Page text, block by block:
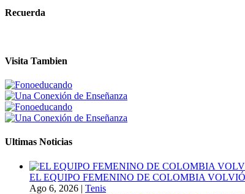
Recuerda
Visita Tambien
Ultimas Noticias
EL EQUIPO FEMENINO DE COLOMBIA
Ago 6, 2026 | Tenis